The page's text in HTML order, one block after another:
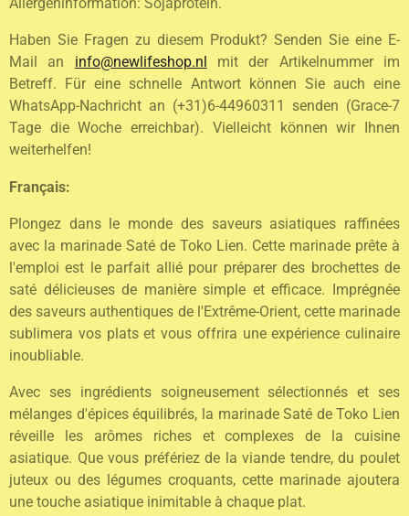
Haben Sie Fragen zu diesem Produkt? Senden Sie eine E-
Mail an info@newlifeshop.nl
mit der Artikelnummer im
Betreff. Für eine schnelle Antwort können Sie auch eine
WhatsApp-Nachricht an (+31)6-44960311 senden (Grace-7
Tage die Woche erreichbar). Vielleicht können wir Ihnen
weiterhelfen!
Français:
Plongez dans le monde des saveurs asiatiques raffinées
avec la marinade Saté de Toko Lien. Cette marinade prête à
l'emploi est le parfait allié pour préparer des brochettes de
saté délicieuses de manière simple et efficace. Imprégnée
des saveurs authentiques de l'Extrême-Orient, cette marinade
sublimera vos plats et vous offrira une expérience culinaire
inoubliable.
Avec ses ingrédients soigneusement sélectionnés et ses
mélanges d'épices équilibrés, la marinade Saté de Toko Lien
réveille les arômes riches et complexes de la cuisine
asiatique. Que vous préfériez de la viande tendre, du poulet
juteux ou des légumes croquants, cette marinade ajoutera
une touche asiatique inimitable à chaque plat.